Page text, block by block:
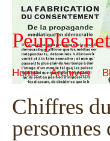
Peuples.net
Home Archives
Chiffres
personnes